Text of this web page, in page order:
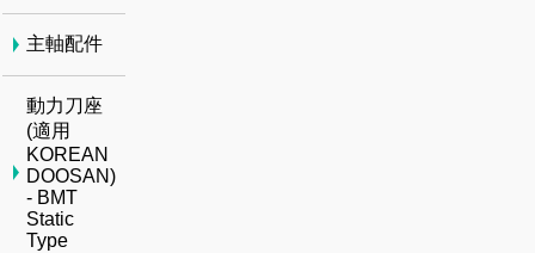
主軸配件
動力刀座
(適用
KOREAN
DOOSAN)
- BMT
Static
Type